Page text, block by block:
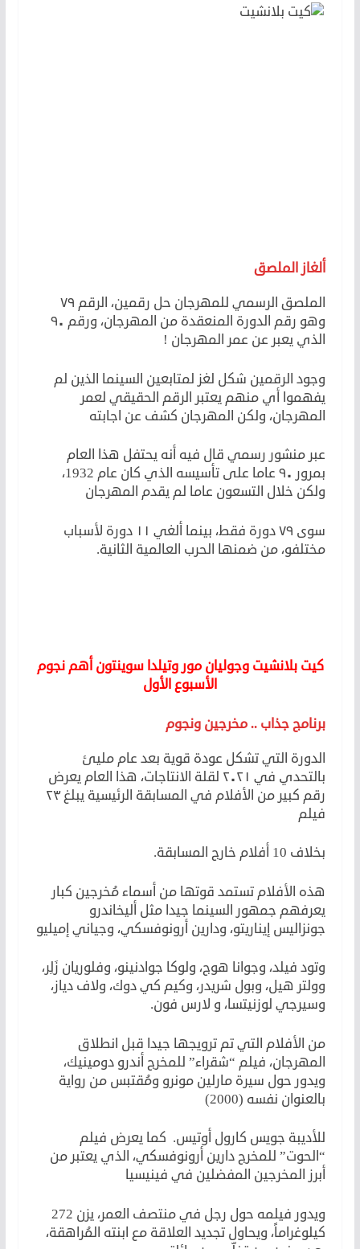
ألغاز الملصق
الملصق الرسمي للمهرجان حل رقمين، الرقم ٧٩
وهو رقم الدورة المنعقدة من المهرجان، ورقم ٩٠
الذي يعبر عن عمر المهرجان !
وجود الرقمين شكل لغز لمتابعين السينما الذين لم
يفهموا أي منهم يعتبر الرقم الحقيقي لعمر
المهرجان، ولكن المهرجان كشف عن اجابته
عبر منشور رسمي قال فيه أنه يحتفل هذا العام
بمرور ٩٠ عاما على تأسيسه الذي كان عام 1932،
ولكن خلال التسعون عاما لم يقدم المهرجان
سوى ٧٩ دورة فقط، بينما ألغي ١١ دورة لأسباب
مختلفو، من ضمنها الحرب العالمية الثانية.
كيت بلانشيت وجوليان مور وتيلدا سوينتون أهم نجوم
الأسبوع الأول
برنامج جذاب .. مخرجين ونجوم
الدورة التي تشكل عودة قوية بعد عام مليئ
بالتحدي في ٢٠٢١ لقلة الانتاجات، هذا العام يعرض
رقم كبير من الأفلام في المسابقة الرئيسية يبلغ ٢٣
فيلم
بخلاف 10 أفلام خارج المسابقة.
هذه الأفلام تستمد قوتها من أسماء مُخرجين كبار
يعرفهم جمهور السينما جيدا مثل أليخاندرو
جونزاليس إيناريتو، ودارين أرونوفسكي، وجياني إميليو
وتود فيلد، وجوانا هوج، ولوكا جوادنينو، وفلوريان زَلِر،
وولتر هيل، وبول شريدر، وكيم كي دوك، ولاف دياز،
وسيرجي لوزنيتسا، و لارس فون.
من الأفلام التي تم ترويجها جيدا قبل انطلاق
المهرجان، فيلم “شقراء” للمخرج أندرو دومينيك،
ويدور حول سيرة مارلين مونرو ومُقتبس من رواية
بالعنوان نفسه (2000)
للأديبة جويس كارول أوتيس. كما يعرض فيلم
“الحوت” للمخرج دارين أرونوفسكي، الذي يعتبر من
أبرز المخرجين المفضلين في فينيسيا
ويدور فيلمه حول رجل في منتصف العمر، يزن 272
كيلوغراماً، ويحاول تجديد العلاقة مع ابنته المُراهقة،